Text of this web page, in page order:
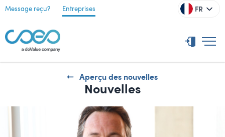
Message reçu? Entreprises FR
Aperçu des nouvelles
Nouvelles